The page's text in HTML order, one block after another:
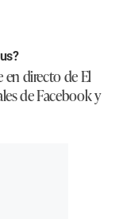
en directo de El
de Facebook y